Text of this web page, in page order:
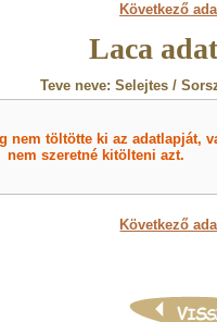
Következő
Laca
Teve neve: Selejtes /
nem töltötte ki az adatlapját,
nem szeretné kitölteni azt.
Következő